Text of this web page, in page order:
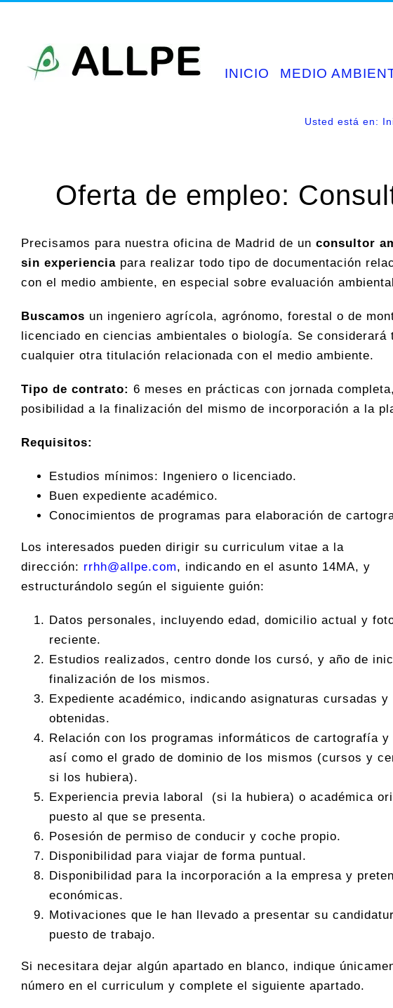
contenido
INICIO MEDIO
Usted está en:
Oferta de empleo:
Precisamos para nuestra oficina de Madrid de un consultor
sin experienciapara realizar todo tipo de documentación
con el medio ambiente, en especial sobre evaluación
Buscamos un ingeniero agrícola, agrónomo, forestal o de
licenciado en ciencias ambientales o biología. Se considerará
cualquier otra titulación relacionada con el medio ambiente.
Tipo de contrato: 6 meses en prácticas con jornada
posibilidad a la finalización del mismo de incorporación a la
Requisitos:
Estudios mínimos: Ingeniero o licenciado.
Buen expediente académico.
Conocimientos de programas para elaboración de
Los interesados pueden dirigir su curriculum vitae a la
dirección: rrhh@allpe.com, indicando en el asunto 14MA, y
estructurándolo según el siguiente guión:
Datos personales, incluyendo edad, domicilio actual y
reciente.
Estudios realizados, centro donde los cursó, y año de
finalización de los mismos.
Expediente académico, indicando asignaturas cursadas y
obtenidas.
Relación con los programas informáticos de cartografía y
así como el grado de dominio de los mismos (cursos y
si los hubiera).
Experiencia previa laboral (si la hubiera) o académica
puesto al que se presenta.
Posesión de permiso de conducir y coche propio.
Disponibilidad para viajar de forma puntual.
Disponibilidad para la incorporación a la empresa y
económicas.
Motivaciones que le han llevado a presentar su
puesto de trabajo.
Si necesitara dejar algún apartado en blanco, indique
número en el curriculum y complete el siguiente apartado.